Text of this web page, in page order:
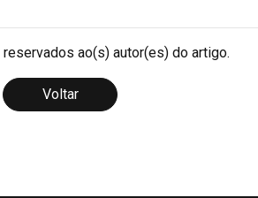
ao(s) autor(es) do artigo.
Voltar